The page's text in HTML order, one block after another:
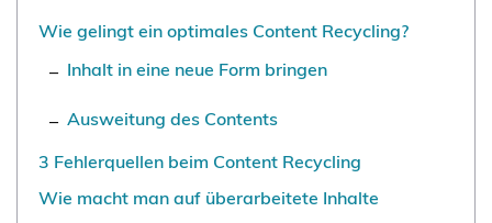
Wie gelingt ein optimales Content Recycling?
Inhalt in eine neue Form bringen
Ausweitung des Contents
3 Fehlerquellen beim Content Recycling
Wie macht man auf überarbeitete Inhalte